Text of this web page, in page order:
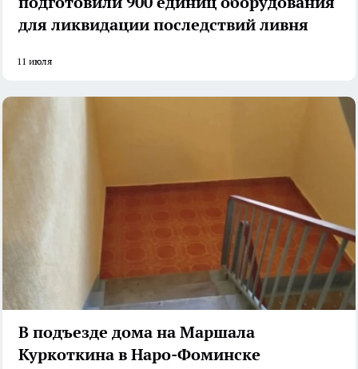
для ликвидации последствий ливня
11 июля
В подъезде дома на Маршала
Куркоткина в Наро-Фоминске